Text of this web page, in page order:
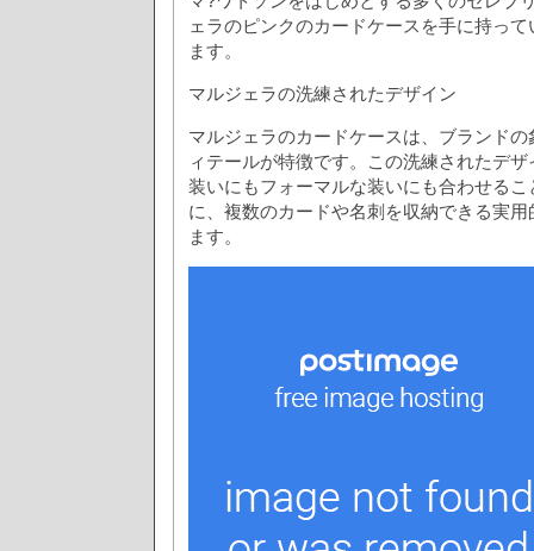
ェラのピンクのカードケースを手に持っ
ます。
マルジェラの洗練されたデザイン
マルジェラのカードケースは、ブランド
ィテールが特徴です。この洗練されたデ
装いにもフォーマルな装いにも合わせる
に、複数のカードや名刺を収納できる実
ます。